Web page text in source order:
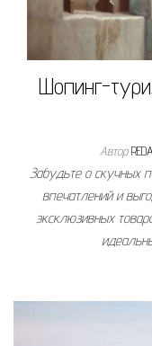
Шопинг-
Автор
Забудьте о скучных
впечатлений и
эксклюзивных